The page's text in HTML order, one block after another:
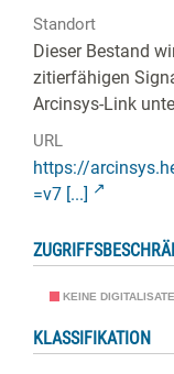
Standort
Dieser Bestand
zitierfähigen
Arcinsys-Link
URL
https://
=v7 [...]
KEINE
KLASSIFIKATION